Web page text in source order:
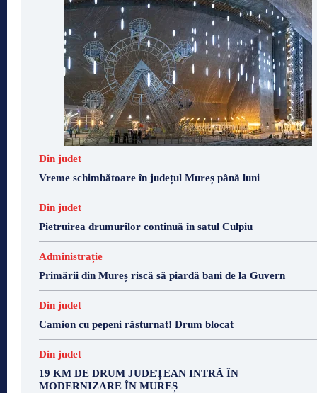
Din judet
Vreme schimbătoare în județul Mureș până luni
Din judet
Pietruirea drumurilor continuă în satul Culpiu
Administrație
Primării din Mureș riscă să piardă bani de la Guvern
Din judet
Camion cu pepeni răsturnat! Drum blocat
Din judet
19 KM DE DRUM JUDEȚEAN INTRĂ ÎN
MODERNIZARE ÎN MUREȘ